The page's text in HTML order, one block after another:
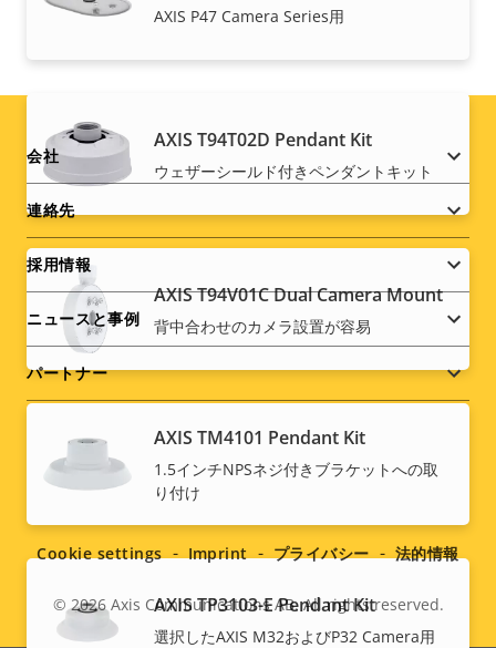
AXIS P47 Camera Series用
AXIS T94T02D Pendant Kit
ウェザーシールド付きペンダントキット
AXIS T94V01C Dual Camera Mount
背中合わせのカメラ設置が容易
AXIS TM4101 Pendant Kit
1.5インチNPSネジ付きブラケットへの取
り付け
AXIS TP3103-E Pendant Kit
選択したAXIS M32およびP32 Camera用
出コンプライアンス情報はここで検索できます。
Footer
menu
会社
連絡先
採用情報
ニュースと事例
パートナー
Social
menu
Legal
© 2026Axis Communications AB. All rights reserved.
Cookie settings Imprint プライバシー 法的情報